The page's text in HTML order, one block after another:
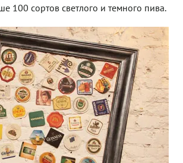
100 сортов светлого и темного пива.